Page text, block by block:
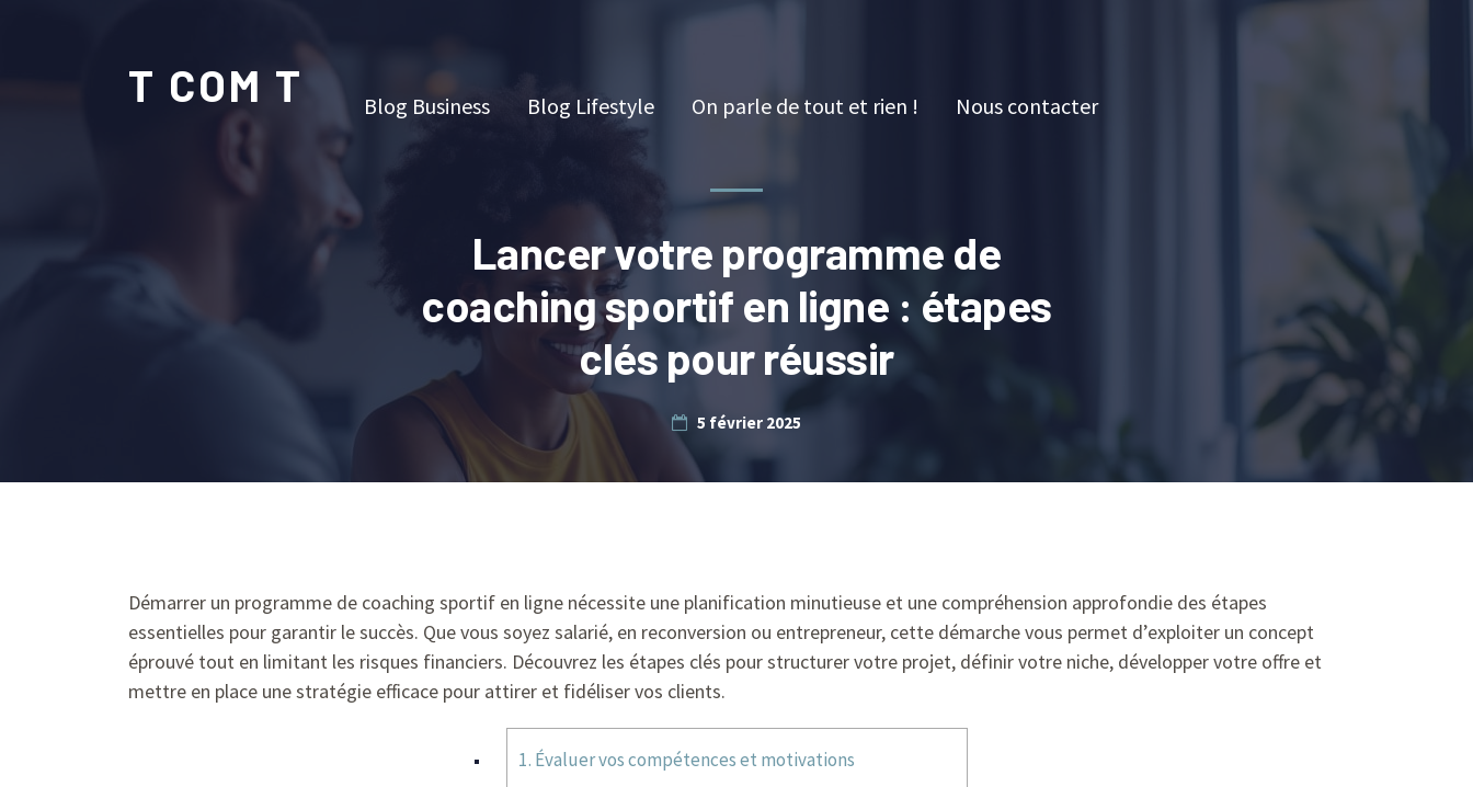
T COM T Blog Business Blog Lifestyle On parle de tout et rien ! Nous contacter
Lancer votre programme de
coaching sportif en ligne : étapes
clés pour réussir
5 février 2025
Démarrer un programme de coaching sportif en ligne nécessite une planification minutieuse et une compréhension approfondie des étapes
essentielles pour garantir le succès. Que vous soyez salarié, en reconversion ou entrepreneur, cette démarche vous permet d’exploiter un concept
éprouvé tout en limitant les risques financiers. Découvrez les étapes clés pour structurer votre projet, définir votre niche, développer votre offre et
mettre en place une stratégie efficace pour attirer et fidéliser vos clients.
1. Évaluer vos compétences et motivations